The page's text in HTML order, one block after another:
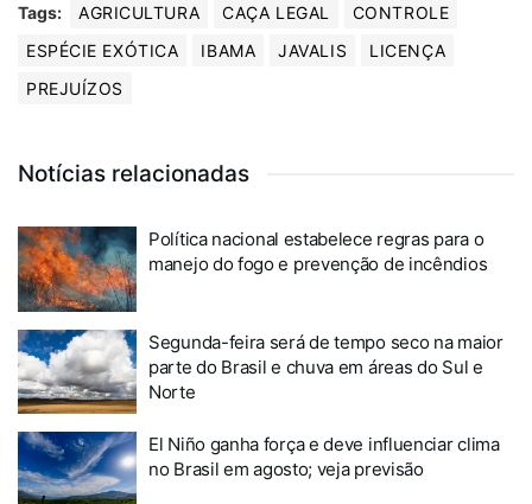
Tags: AGRICULTURA CAÇA LEGAL
CONTROLE
ESPÉCIE EXÓTICA
IBAMA JAVALIS
LICENÇA
PREJUÍZOS
Notícias relacionadas
Política nacional estabelece regras para o
manejo do fogo e prevenção de incêndios
Segunda-feira será de tempo seco na maior
parte do Brasil e chuva em áreas do Sul e
Norte
El Niño ganha força e deve influenciar clima
no Brasil em agosto; veja previsão